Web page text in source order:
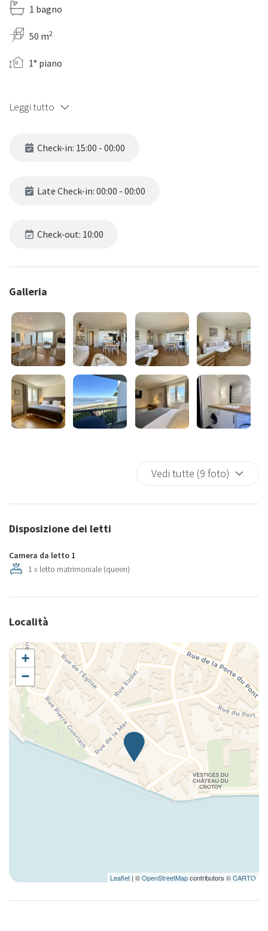
1 bagno
50 m2
1° piano
Leggi tutto
Check-in: 15:00 - 00:00
Late Check-in: 00:00 - 00:00
Check-out: 10:00
Galleria
Vedi tutte (9 foto)
Disposizione dei letti
Camera da letto 1
1 x letto matrimoniale (queen)
Località
+
−
Leaflet | ©OpenStreetMapcontributors ©CARTO